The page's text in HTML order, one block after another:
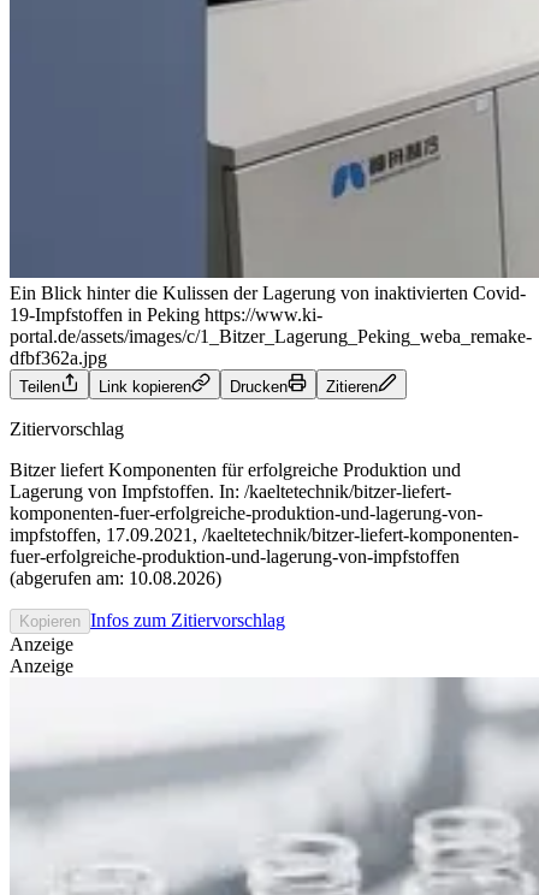
Ein Blick hinter die Kulissen der Lagerung von inaktivierten Covid-
19-Impfstoffen in Peking https://www.ki-
portal.de/assets/images/c/1_Bitzer_Lagerung_Peking_weba_remake-
dfbf362a.jpg
Teilen Link kopieren Drucken Zitieren
Zitiervorschlag
Bitzer liefert Komponenten für erfolgreiche Produktion und
Lagerung von Impfstoffen. In: /kaeltetechnik/bitzer-liefert-
komponenten-fuer-erfolgreiche-produktion-und-lagerung-von-
impfstoffen, 17.09.2021, /kaeltetechnik/bitzer-liefert-komponenten-
fuer-erfolgreiche-produktion-und-lagerung-von-impfstoffen
(abgerufen am: 10.08.2026)
Kopieren Infos zum Zitiervorschlag
Anzeige
Anzeige